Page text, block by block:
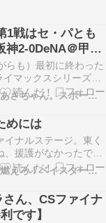
1戦はセ・パとも
神2-0DeNA＠甲子
日本ハム＠みずほ
らも）最初に終わった
マックスシリーズ
1戦の方なのですが、
セの方を先に【試合結
甲子園DeNA000 000
ポロと旅する＆あさちゃん。スポーツ３
めには
ナルステージ。東く
、援護がなかったです
て、日本シリーズに行
の皆さんは、あと4勝
抽選に当たること。昨
きたものの、席種や
成瀬ありさの「燃えろ！ベイスターズ」
ん、CSファイナ
です】